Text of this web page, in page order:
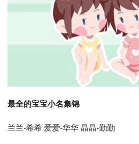
最全的宝宝小名集锦
兰兰-希希 爱爱-华华 晶晶-勤勤